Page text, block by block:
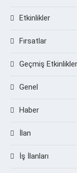
Etkinlikler
Fırsatlar
Geçmiş Etkinlikler
Genel
Haber
İlan
İş İlanları